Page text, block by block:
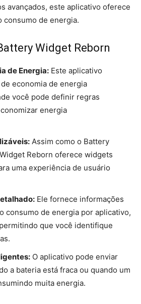
avançados, este aplicativo oferece
de energia.
Widget Reborn
de Energia: Este aplicativo
economia de energia
você pode definir regras
energia
Assim como o Battery
Reborn oferece widgets
uma experiência de usuário
Ele fornece informações
consumo de energia por aplicativo,
que você identifique
O aplicativo pode enviar
a bateria está fraca ou quando um
muita energia.